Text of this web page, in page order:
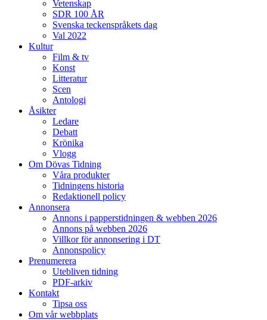
Vetenskap
SDR 100 ÅR
Svenska teckenspråkets dag
Val 2022
Kultur
Film & tv
Konst
Litteratur
Scen
Antologi
Åsikter
Ledare
Debatt
Krönika
Vlogg
Om Dövas Tidning
Våra produkter
Tidningens historia
Redaktionell policy
Annonsera
Annons i papperstidningen & webben 2026
Annons på webben 2026
Villkor för annonsering i DT
Annonspolicy
Prenumerera
Utebliven tidning
PDF-arkiv
Kontakt
Tipsa oss
Om vår webbplats